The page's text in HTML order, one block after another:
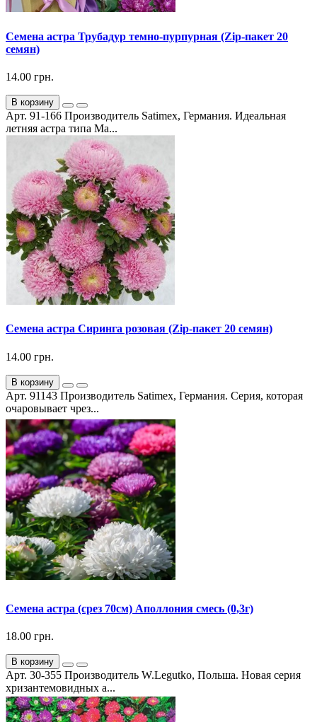
Семена астра Трубадур темно-пурпурная (Zip-пакет 20
семян)
14.00 грн.
В корзину
Арт. 91-166 Производитель Satimex, Германия. Идеальная
летняя астра типа Ма...
Семена астра Сиринга розовая (Zip-пакет 20 семян)
14.00 грн.
В корзину
Арт. 91143 Производитель Satimex, Германия. Серия, которая
очаровывает чрез...
Семена астра (срез 70см) Аполлония смесь (0,3г)
18.00 грн.
В корзину
Арт. 30-355 Производитель W.Legutko, Польша. Новая серия
хризантемовидных а...